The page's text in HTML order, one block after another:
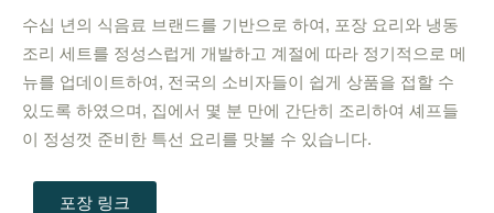
수십 년의 식음료 브랜드를 기반으로 하여, 포장 요리와 냉동
조리 세트를 정성스럽게 개발하고 계절에 따라 정기적으로 메
뉴를 업데이트하여, 전국의 소비자들이 쉽게 상품을 접할 수
있도록 하였으며, 집에서 몇 분 만에 간단히 조리하여 셰프들
이 정성껏 준비한 특선 요리를 맛볼 수 있습니다.
포장 링크